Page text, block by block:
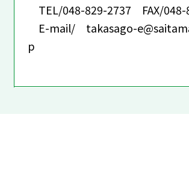
TEL/048-829-2737 FAX/048-
E-mail/ takasago-
p